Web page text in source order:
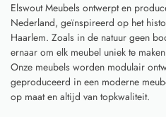
Elswout Meubels ontwerpt en
Nederland, geïnspireerd op het
Haarlem. Zoals in de natuur geen
ernaar om elk meubel uniek te
Onze meubels worden modulair
geproduceerd in een moderne
op maat en altijd van topkwaliteit.